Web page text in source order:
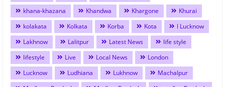
khana-khazana
Khandwa Khargone
Khurai
kolakata
Kolkata Korba Kota
l Lucknow
Lakhnow
Lalitpur Latest News
life style
lifestyle
Live Local News
London
Lucknow
Ludhiana Lukhnow
Machalpur